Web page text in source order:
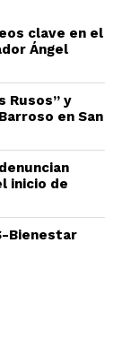
clave en el
Ángel
Rusos” y
en San
inicio de
Bienestar